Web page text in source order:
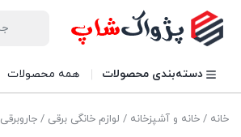
دسته‌بندی محصولات همه محصولات
خانه / خانه و آشپزخانه / لوازم خانگی برقی / جاروبرقی